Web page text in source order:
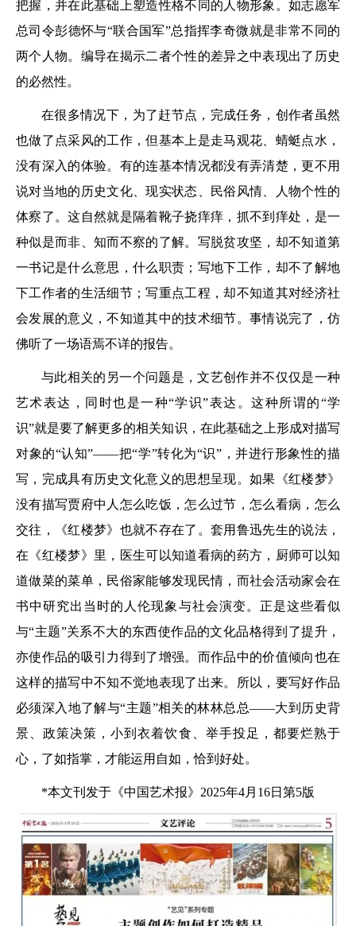
把握，并在此基础上塑造性格不同的人物形象。如志愿军
总司令彭德怀与“联合国军”总指挥李奇微就是非常不同的
两个人物。编导在揭示二者个性的差异之中表现出了历史
的必然性。
在很多情况下，为了赶节点，完成任务，创作者虽然
也做了点采风的工作，但基本上是走马观花、蜻蜓点水，
没有深入的体验。有的连基本情况都没有弄清楚，更不用
说对当地的历史文化、现实状态、民俗风情、人物个性的
体察了。这自然就是隔着靴子挠痒痒，抓不到痒处，是一
种似是而非、知而不察的了解。写脱贫攻坚，却不知道第
一书记是什么意思，什么职责；写地下工作，却不了解地
下工作者的生活细节；写重点工程，却不知道其对经济社
会发展的意义，不知道其中的技术细节。事情说完了，仿
佛听了一场语焉不详的报告。
与此相关的另一个问题是，文艺创作并不仅仅是一种
艺术表达，同时也是一种“学识”表达。这种所谓的“学
识”就是要了解更多的相关知识，在此基础之上形成对描写
对象的“认知”——把“学”转化为“识”，并进行形象性的描
写，完成具有历史文化意义的思想呈现。如果《红楼梦》
没有描写贾府中人怎么吃饭，怎么过节，怎么看病，怎么
交往，《红楼梦》也就不存在了。套用鲁迅先生的说法，
在《红楼梦》里，医生可以知道看病的药方，厨师可以知
道做菜的菜单，民俗家能够发现民情，而社会活动家会在
书中研究出当时的人伦现象与社会演变。正是这些看似
与“主题”关系不大的东西使作品的文化品格得到了提升，
亦使作品的吸引力得到了增强。而作品中的价值倾向也在
这样的描写中不知不觉地表现了出来。所以，要写好作品
必须深入地了解与“主题”相关的林林总总——大到历史背
景、政策决策，小到衣着饮食、举手投足，都要烂熟于
心，了如指掌，才能运用自如，恰到好处。
*本文刊发于《中国艺术报》2025年4月16日第5版